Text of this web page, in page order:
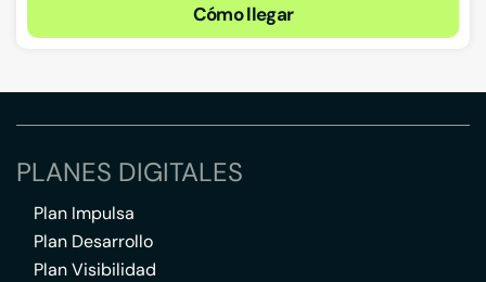
Cómo llegar
PLANES DIGITALES
Plan Impulsa
Plan Desarrollo
Plan Visibilidad